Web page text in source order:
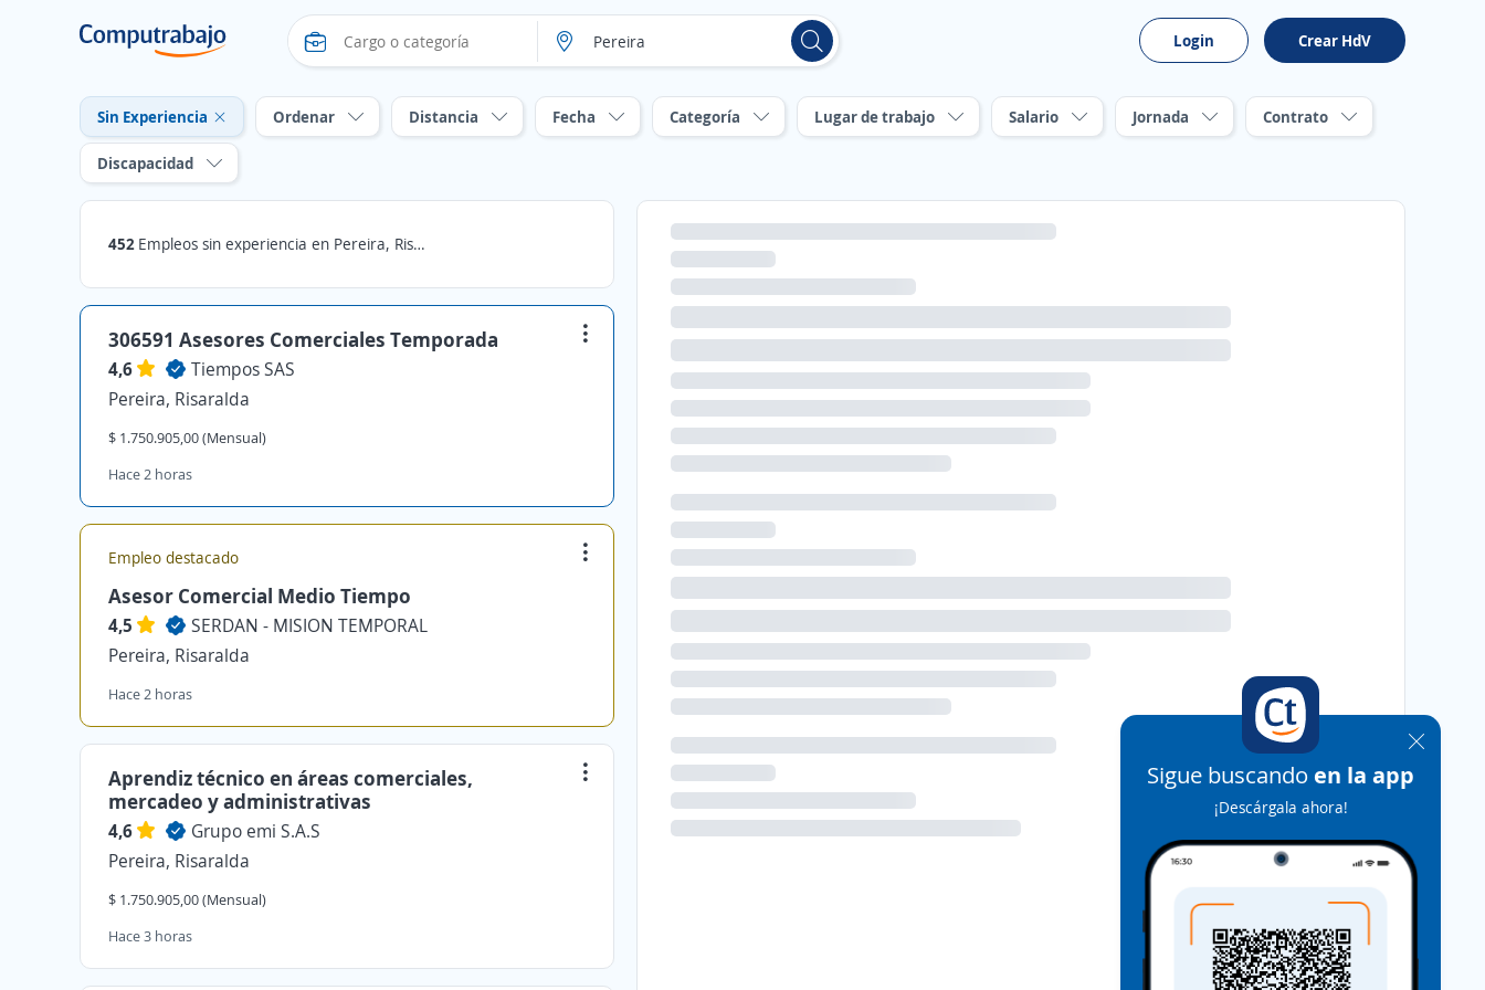
Login Crear HdV
Sin Experiencia Ordenar Distancia Fecha Categoría Lugar de trabajo Salario Jornada Contrato
Discapacidad
452 Empleos sin experiencia en Pereira, Risaralda
306591 Asesores Comerciales Temporada
4,6
Tiempos SAS
Pereira, Risaralda
$ 1.750.905,00 (Mensual)
Hace 2 horas
Empleo destacado
Asesor Comercial Medio Tiempo
4,5
SERDAN - MISION TEMPORAL
Pereira, Risaralda
Hace 2 horas
Aprendiz técnico en áreas comerciales,
mercadeo y administrativas
4,6
Grupo emi S.A.S
Pereira, Risaralda
$ 1.750.905,00 (Mensual)
Hace 3 horas
Sigue buscando en la app
¡Descárgala ahora!